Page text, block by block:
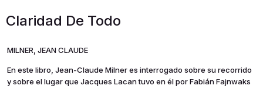
Claridad De Todo
MILNER, JEAN CLAUDE
En este libro, Jean-Claude Milner es interrogado sobre su recorri­do
y sobre el lugar que Jacques Lacan tuvo en él por Fabián Fajnwaks